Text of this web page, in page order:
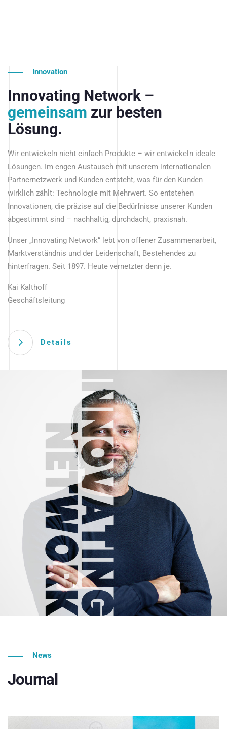
Innovation
Innovating Network –
gemeinsam zur besten
Lösung.
Wir entwickeln nicht einfach Produkte – wir entwickeln ideale
Lösungen. Im engen Austausch mit unserem internationalen
Partnernetzwerk und Kunden entsteht, was für den Kunden
wirklich zählt: Technologie mit Mehrwert. So entstehen
Innovationen, die präzise auf die Bedürfnisse unserer Kunden
abgestimmt sind – nachhaltig, durchdacht, praxisnah.
Unser „Innovating Network“ lebt von offener Zusammenarbeit,
Marktverständnis und der Leidenschaft, Bestehendes zu
hinterfragen. Seit 1897. Heute vernetzter denn je.
Kai Kalthoff
Geschäftsleitung
Details
News
Journal